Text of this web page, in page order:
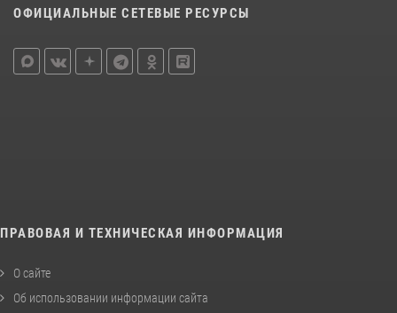
ОФИЦИАЛЬНЫЕ СЕТЕВЫЕ РЕСУРСЫ
ПРАВОВАЯ И ТЕХНИЧЕСКАЯ ИНФОРМАЦИЯ
О сайте
Об использовании информации сайта